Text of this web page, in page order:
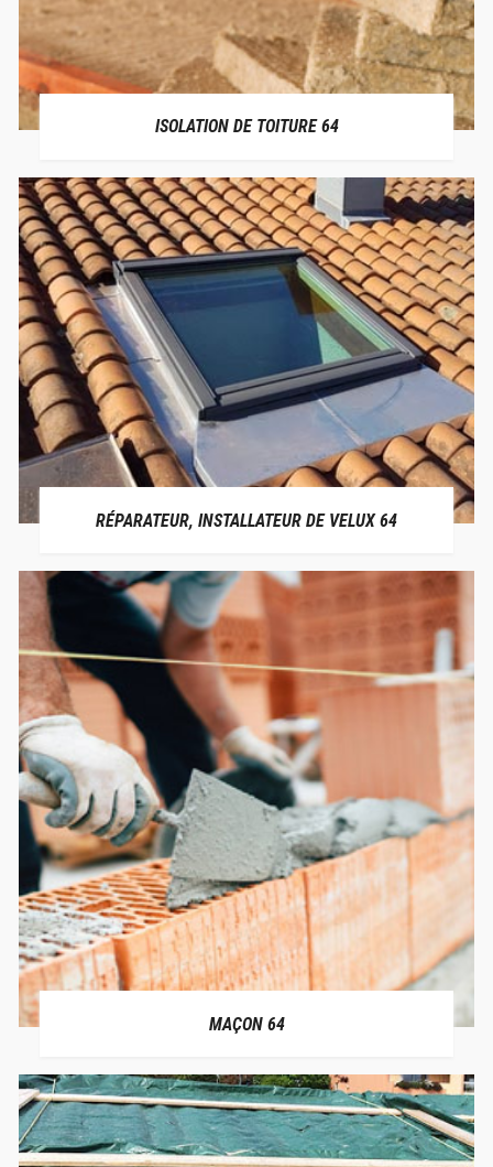
ISOLATION DE TOITURE 64
RÉPARATEUR, INSTALLATEUR DE VELUX 64
MAÇON 64